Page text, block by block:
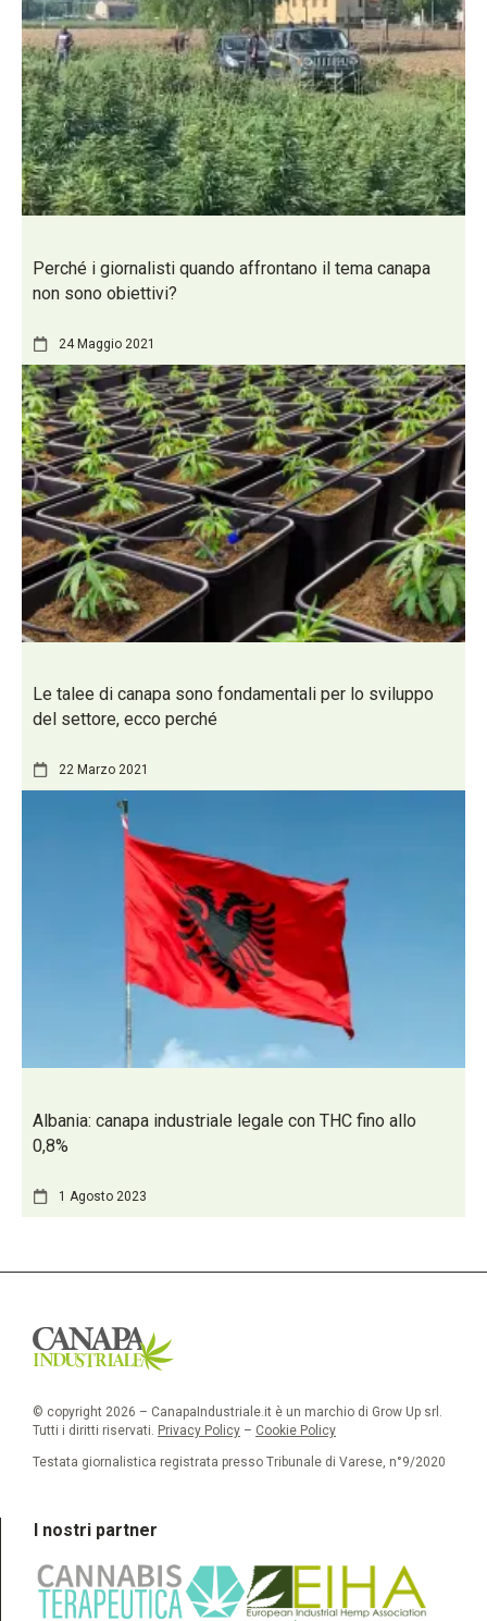
Perché i giornalisti quando affrontano il tema canapa
non sono obiettivi?
24 Maggio 2021
Le talee di canapa sono fondamentali per lo sviluppo
del settore, ecco perché
22 Marzo 2021
Albania: canapa industriale legale con THC fino allo
0,8%
1 Agosto 2023
© copyright 2026 – CanapaIndustriale.it è un marchio di Grow Up srl.
Tutti i diritti riservati. Privacy Policy – Cookie Policy
Testata giornalistica registrata presso Tribunale di Varese, n°9/2020
I nostri partner